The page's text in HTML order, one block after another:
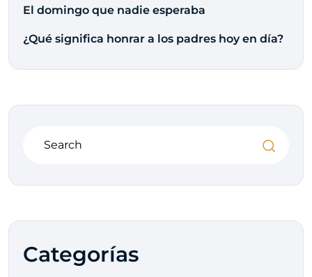
El domingo que nadie esperaba
¿Qué significa honrar a los padres hoy en día?
Categorías